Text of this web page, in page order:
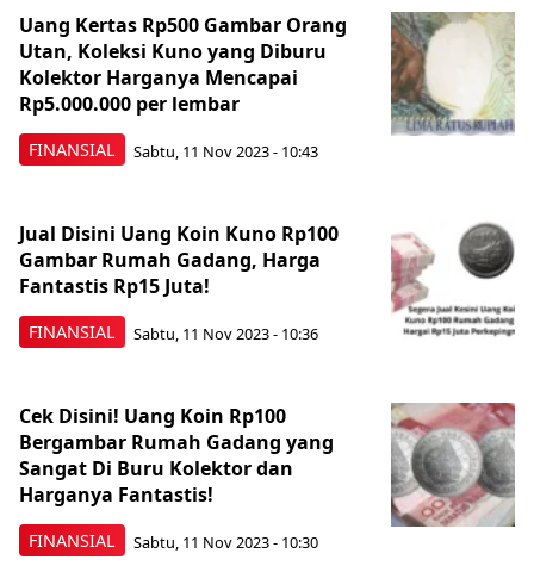
FINANSIAL
Uang Kertas Rp500 Gambar Orang
Utan, Koleksi Kuno yang Diburu
Kolektor Harganya Mencapai
Rp5.000.000 per lembar
Sabtu, 11 Nov 2023 - 10:43
FINANSIAL
Jual Disini Uang Koin Kuno Rp100
Gambar Rumah Gadang, Harga
Fantastis Rp15 Juta!
Sabtu, 11 Nov 2023 - 10:36
FINANSIAL
Cek Disini! Uang Koin Rp100
Bergambar Rumah Gadang yang
Sangat Di Buru Kolektor dan
Harganya Fantastis!
Sabtu, 11 Nov 2023 - 10:30